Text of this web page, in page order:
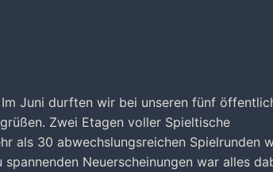
Juni durften wir bei unseren fünf
Zwei Etagen voller Spieltische
als 30 abwechslungsreichen Spielrunden
Neuerscheinungen war alles